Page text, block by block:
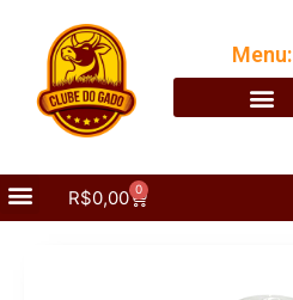
Menu:
R$0,00 0